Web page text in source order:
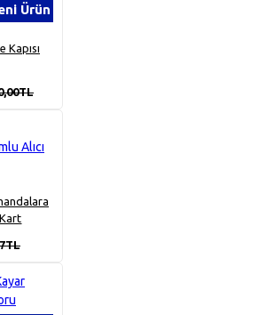
Ürün
Kapısı
Kart